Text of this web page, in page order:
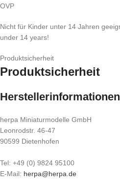
OVP
Nicht für Kinder unter 14 Jahren
under 14 years!
Produktsicherheit
Produktsicherheit
Herstellerinformationen
herpa Miniaturmodelle GmbH
Leonrodstr. 46-47
90599 Dietenhofen
Tel: +49 (0) 9824 95100
E-Mail: herpa@herpa.de